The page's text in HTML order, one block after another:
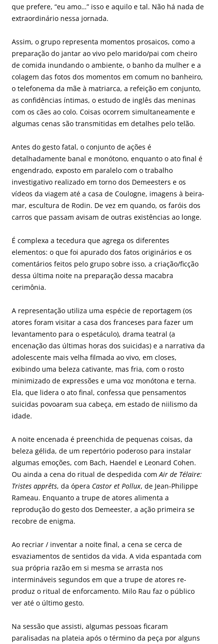
que prefere, “eu amo…” isso e aquilo e tal. Não há nada de
extraordinário nessa jornada.
Assim, o grupo representa momentos prosaicos, como a
preparação do jantar ao vivo pelo marido/pai com cheiro
de comida inundando o ambiente, o banho da mulher e a
colagem das fotos dos momentos em comum no banheiro,
o telefonema da mãe à matriarca, a refeição em conjunto,
as confidências íntimas, o estudo de inglês das meninas
com os cães ao colo. Coisas ocorrem simultaneamente e
algumas cenas são transmitidas em detalhes pelo telão.
Antes do gesto fatal, o conjunto de ações é
detalhadamente banal e monótono, enquanto o ato final é
engendrado, exposto em paralelo com o trabalho
investigativo realizado em torno dos Demeesters e os
vídeos da viagem até a casa de Coulogne, imagens à beira-
mar, escultura de Rodin. De vez em quando, os faróis dos
carros que passam avisam de outras existências ao longe.
É complexa a tecedura que agrega os diferentes
elementos: o que foi apurado dos fatos originários e os
comentários feitos pelo grupo sobre isso, a criação/ficção
dessa última noite na preparação dessa macabra
cerimônia.
A representação utiliza uma espécie de reportagem (os
atores foram visitar a casa dos franceses para fazer um
levantamento para o espetáculo), drama teatral (a
encenação das últimas horas dos suicidas) e a narrativa da
adolescente mais velha filmada ao vivo, em closes,
exibindo uma beleza cativante, mas fria, com o rosto
minimizado de expressões e uma voz monótona e terna.
Ela, que lidera o ato final, confessa que pensamentos
suicidas povoaram sua cabeça, em estado de niilismo da
idade.
A noite encenada é preenchida de pequenas coisas, da
beleza gélida, de um repertório poderoso para instalar
algumas emoções, com Bach, Haendel e Leonard Cohen.
Ou ainda a cena do ritual de despedida comAir de Télaïre:
Tristes apprêts, da ópera Castor et Pollux, de Jean-Philippe
Rameau. Enquanto a trupe de atores alimenta a
reprodução do gesto dos Demeester, a ação primeira se
recobre de enigma.
Ao recriar / inventar a noite final, a cena se cerca de
esvaziamentos de sentidos da vida. A vida espantada com
sua própria razão em si mesma se arrasta nos
intermináveis segundos em que a trupe de atores re-
produz o ritual de enforcamento. Milo Rau faz o público
ver até o último gesto.
Na sessão que assisti, algumas pessoas ficaram
paralisadas na plateia após o término da peça por alguns